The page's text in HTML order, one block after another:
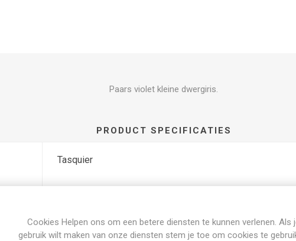
Paars violet kleine dwergiris.
PRODUCT SPECIFICATIES
Tasquier
15
Cookies Helpen ons om een betere diensten te kunnen verlenen. Als
gebruik wilt maken van onze diensten stem je toe om cookies te